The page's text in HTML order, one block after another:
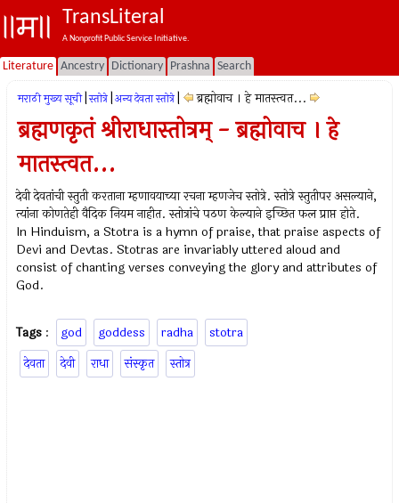
TransLiteral
A Nonprofit Public Service Initiative.
Literature Ancestry Dictionary Prashna Search
मराठी मुख्य सूची स्तोत्रे अन्य देवता स्तोत्रे ब्रह्मोवाच । हे मातस्त्वत...
ब्रह्मणकृतं श्रीराधास्तोत्रम् - ब्रह्मोवाच । हे
मातस्त्वत...
देवी देवतांची स्तुती करताना म्हणावयाच्या रचना म्हणजेच स्तोत्रे. स्तोत्रे स्तुतीपर असल्याने,
त्यांना कोणतेही वैदिक नियम नाहीत. स्तोत्रांचे पठण केल्याने इच्छित फल प्राप्त होते.
In Hinduism, a Stotra is a hymn of praise, that praise aspects of
Devi and Devtas. Stotras are invariably uttered aloud and
consist of chanting verses conveying the glory and attributes of
God.
Tags : god goddess radha
stotra
देवता
देवी राधा संस्कृत स्तोत्र